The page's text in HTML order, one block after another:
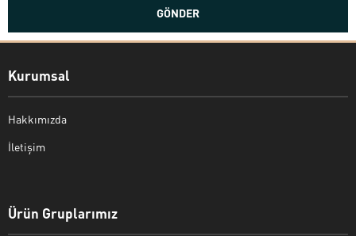
Kurumsal
Hakkımızda
İletişim
Ürün Gruplarımız